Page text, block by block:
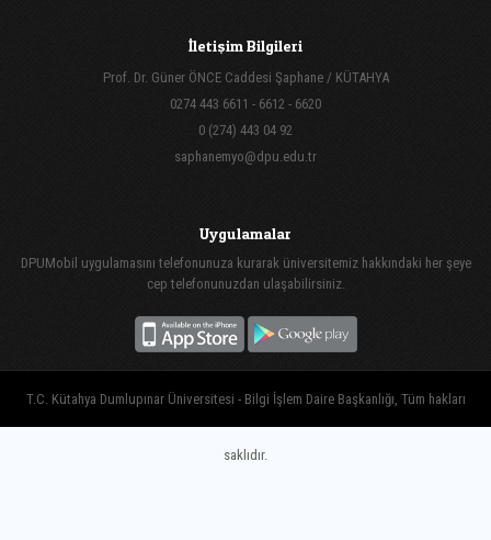
İletişim Bilgileri
Prof. Dr. Güner ÖNCE Caddesi Şaphane / KÜTAHYA
0274 443 6611 - 6612 - 6620
0 (274) 443 04 92
saphanemyo@dpu.edu.tr
Uygulamalar
DPUMobil uygulamasını telefonunuza kurarak üniversitemiz hakkındaki her şeye
cep telefonunuzdan ulaşabilirsiniz.
T.C. Kütahya Dumlupınar Üniversitesi - Bilgi İşlem Daire Başkanlığı, Tüm hakları
saklıdır.